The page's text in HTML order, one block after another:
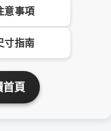
意事項
寸指南
頁